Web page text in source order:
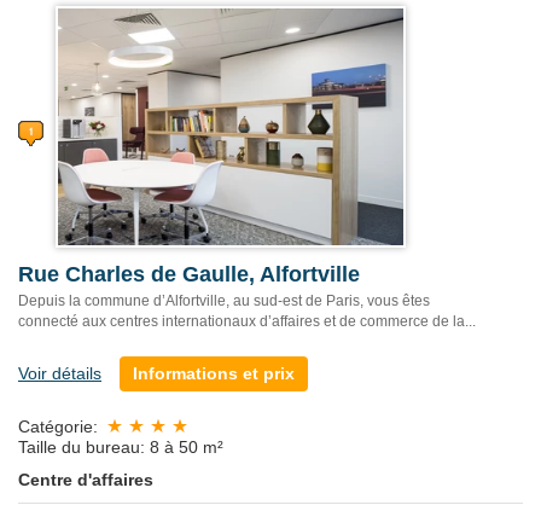
Rue Charles de Gaulle, Alfortville
Depuis la commune d’Alfortville, au sud-est de Paris, vous êtes
connecté aux centres internationaux d’affaires et de commerce de la...
Voir détails Informations et prix
Catégorie:
Taille du bureau: 8 à 50 m²
Centre d'affaires